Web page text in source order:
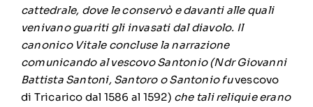
cattedrale, dove le conservò e davanti alle quali
venivano guariti gli invasati dal diavolo. Il
canonico Vitale concluse la narrazione
comunicando al vescovo Santonio (Ndr Giovanni
Battista Santoni, Santoro o Santonio fuvescovo
di Tricarico dal 1586 al 1592) che tali reliquie erano